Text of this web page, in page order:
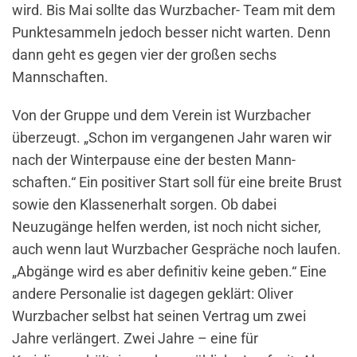
wird. Bis Mai sollte das Wurzba­cher- Team mit dem
Punktesammeln jedoch besser nicht warten. Denn
dann geht es gegen vier der großen sechs
Mannschaften.
Von der Gruppe und dem Verein ist Wurzbacher
überzeugt. „Schon im ver­gangenen Jahr waren wir
nach der Winterpause eine der besten Mann­
schaften.“ Ein positiver Start soll für eine breite Brust
sowie den Klassener­halt sorgen. Ob dabei
Neuzugänge hel­fen werden, ist noch nicht sicher,
auch wenn laut Wurzbacher Gespräche noch laufen.
„Abgänge wird es aber definitiv keine geben.“ Eine
andere Personalie ist dagegen geklärt: Oliver
Wurzbacher selbst hat seinen Vertrag um zwei
Jahre verlängert. Zwei Jahre – eine für